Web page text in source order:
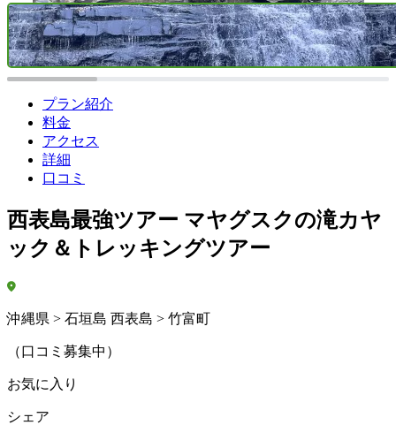
プラン紹介
料金
アクセス
詳細
口コミ
西表島最強ツアー マヤグスクの滝カヤ
ック＆トレッキングツアー
沖縄県 > 石垣島 西表島 > 竹富町
（口コミ募集中）
お気に入り
シェア